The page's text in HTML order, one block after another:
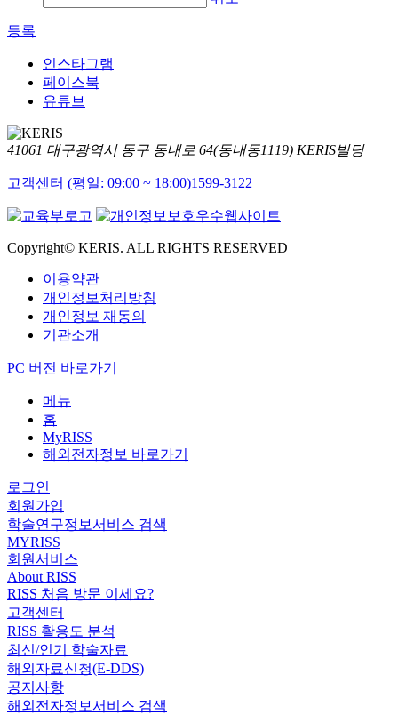
등록
인스타그램
페이스북
유튜브
41061 대구광역시 동구 동내로 64(동내동1119) KERIS빌딩
고객센터 (평일: 09:00 ~ 18:00)1599-3122
Copyright© KERIS. ALL RIGHTS RESERVED
이용약관
개인정보처리방침
개인정보 재동의
기관소개
PC 버전 바로가기
메뉴
홈
MyRISS
해외전자정보 바로가기
로그인
회원가입
학술연구정보서비스 검색
MYRISS
회원서비스
About RISS
RISS 처음 방문 이세요?
고객센터
RISS 활용도 분석
최신/인기 학술자료
해외자료신청(E-DDS)
공지사항
해외전자정보서비스 검색